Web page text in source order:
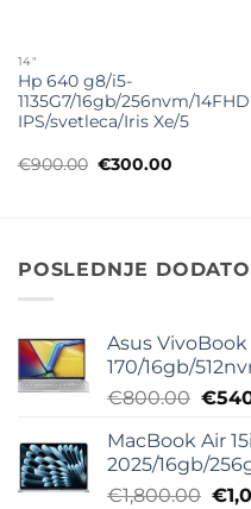
14"
Hp 640 g8/i5-
1135G7/16gb/256nvm/14FHD
IPS/svetleca/Iris Xe/5
€900.00 Originalna
cena
€300.00Trenutna
POSLEDNJE DODATO
Asus
170/16gb/
€800.00
je
bila:
€
MacBook Air
2025/16gb/
€1,800.00 €